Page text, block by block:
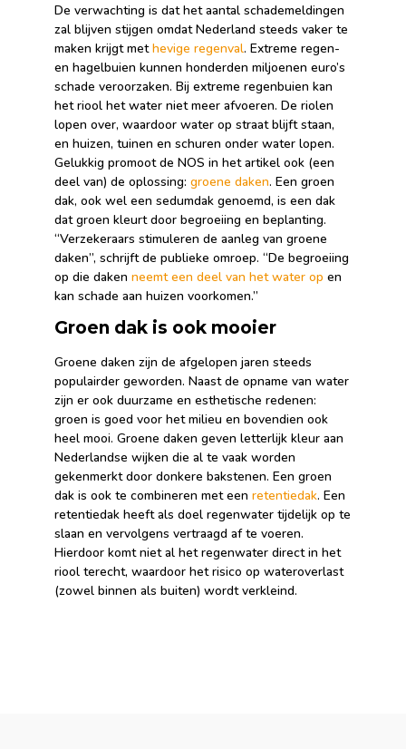
De verwachting is dat het aantal schademeldingen
zal blijven stijgen omdat Nederland steeds vaker te
maken krijgt methevige regenval. Extreme regen-
en hagelbuien kunnen honderden miljoenen euro’s
schade veroorzaken. Bij extreme regenbuien kan
het riool het water niet meer afvoeren. De riolen
lopen over, waardoor water op straat blijft staan,
en huizen, tuinen en schuren onder water lopen.
Gelukkig promoot de NOS in het artikel ook (een
deel van) de oplossing: groene daken. Een groen
dak, ook wel een sedumdak genoemd, is een dak
dat groen kleurt door begroeiing en beplanting.
“Verzekeraars stimuleren de aanleg van groene
daken”, schrijft de publieke omroep. “De begroeiing
op die daken neemt een deel van het water op en
kan schade aan huizen voorkomen.”
Groen dak is ook mooier
Groene daken zijn de afgelopen jaren steeds
populairder geworden. Naast de opname van water
zijn er ook duurzame en esthetische redenen:
groen is goed voor het milieu en bovendien ook
heel mooi. Groene daken geven letterlijk kleur aan
Nederlandse wijken die al te vaak worden
gekenmerkt door donkere bakstenen. Een groen
dak is ook te combineren met een retentiedak. Een
retentiedak heeft als doel regenwater tijdelijk op te
slaan en vervolgens vertraagd af te voeren.
Hierdoor komt niet al het regenwater direct in het
riool terecht, waardoor het risico op wateroverlast
(zowel binnen als buiten) wordt verkleind.